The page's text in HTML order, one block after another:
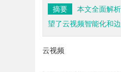
摘要
本文全面解
望了云视频智能化和
云视频